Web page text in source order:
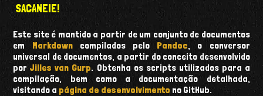
SACANEIE!
Este site é mantido a partir de um conjunto de documentos
em Markdowncompilados pelo Pandoc , o conversor
universal de documentos, a partir do conceito desenvolvido
porJilles van Gurp. Obtenha os scripts utilizados para a
compilação, bem como a documentação detalhada,
visitando a página de desenvolvimento no GitHub.